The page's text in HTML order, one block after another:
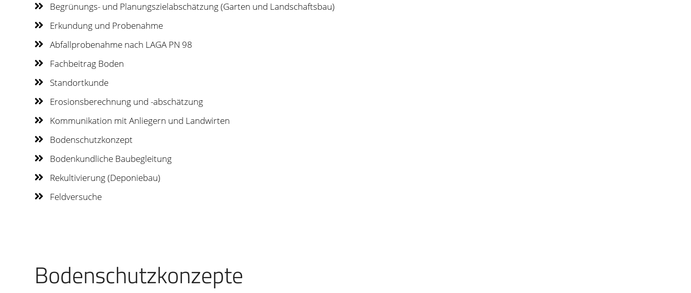
Begrünungs- und Planungszielabschätzung (Garten und Landschaftsbau)
Erkundung und Probenahme
Abfallprobenahme nach LAGA PN 98
Fachbeitrag Boden
Standortkunde
Erosionsberechnung und -abschätzung
Kommunikation mit Anliegern und Landwirten
Bodenschutzkonzept
Bodenkundliche Baubegleitung
Rekultivierung (Deponiebau)
Feldversuche
Bodenschutzkonzepte